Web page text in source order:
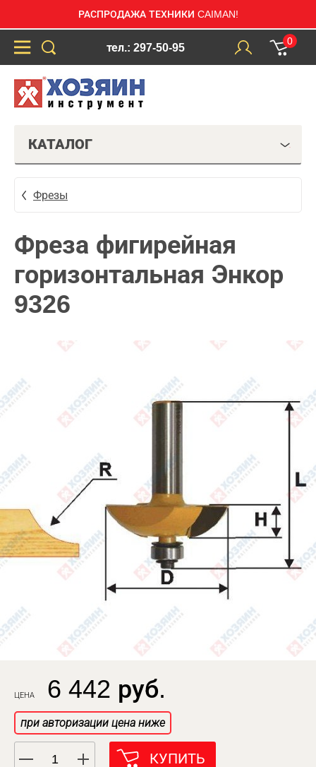
РАСПРОДАЖА ТЕХНИКИ CAIMAN!
тел.: 297-50-95
0
КАТАЛОГ
Фрезы
Фреза фигирейная
горизонтальная Энкор
9326
ЦЕНА 6 442 руб.
при авторизации цена ниже
КУПИТЬ